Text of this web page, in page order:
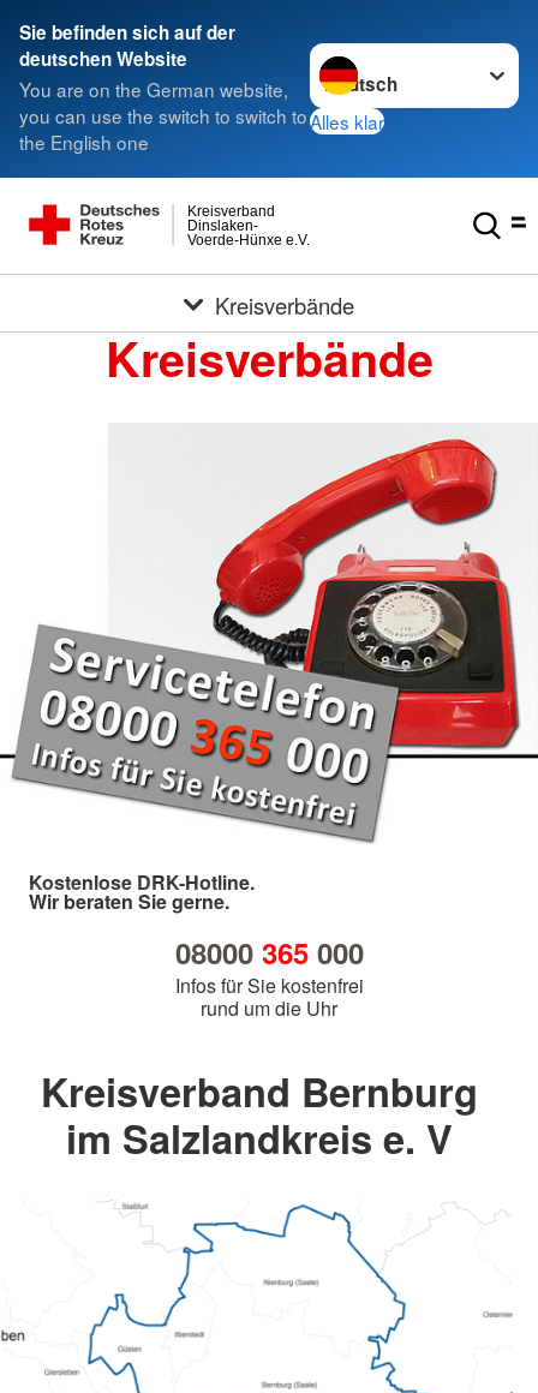
Sie befinden sich auf der
deutschen Website
You are on the German website,
you can use the switch to switch to
the English one
Sprache wechseln zu
Alles klar
Voerde-Hünxe e.V.
Dinslaken-
Kreisverband
Kreisverbände
Kreisverbände
Kostenlose DRK-Hotline.
Wir beraten Sie gerne.
08000 365000
Infos für Sie kostenfrei
rund um die Uhr
Kreisverband Bernburg
im Salzlandkreis e. V